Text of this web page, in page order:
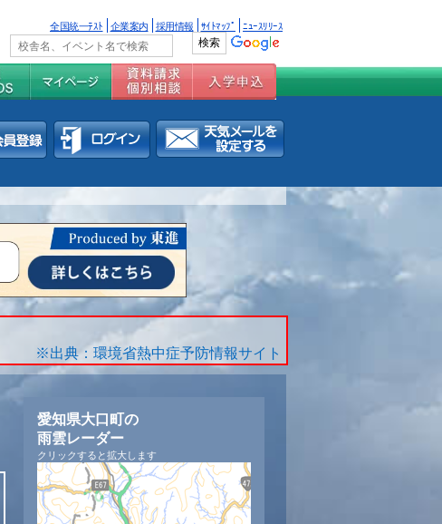
全国統一ﾃｽﾄ 企業案内 採用情報 ｻｲﾄﾏｯﾌﾟ ﾆｭｰｽﾘﾘｰｽ
※出典：環境省熱中症予防情報サイト
愛知県大口町の
雨雲レーダー
クリックすると拡大します